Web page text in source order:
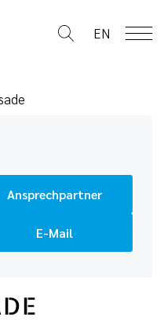
EN
Ansprechpartner
E-Mail